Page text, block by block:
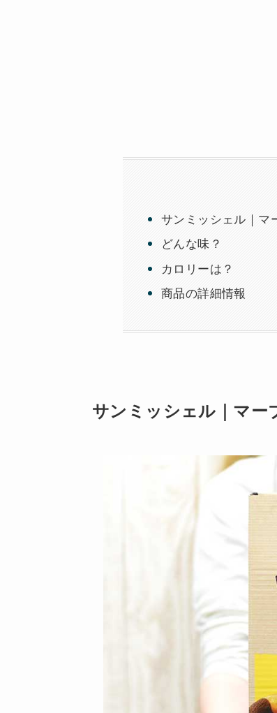
サンミッシェル｜マ
どんな味？
カロリーは？
商品の詳細情報
サンミッシェル｜マー